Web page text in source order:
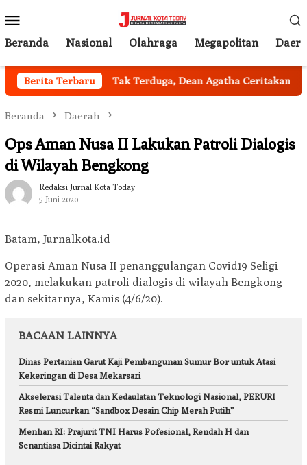
ke
kontenMobile
Beranda Nasional Olahraga Megapolitan
Berita Terbaru
Jakarta Tak Terduga, Dean Agatha Ceritakan
Beranda Daerah
Ops Aman Nusa II Lakukan Patroli Dialogis
di Wilayah Bengkong
Redaksi Jurnal Kota Today
5 Juni 2020
Batam, Jurnalkota.id
Operasi Aman Nusa II penanggulangan Covid19 Seligi
2020, melakukan patroli dialogis di wilayah Bengkong
dan sekitarnya, Kamis (4/6/20).
BACAAN LAINNYA
Dinas Pertanian Garut Kaji Pembangunan Sumur Bor untuk Atasi
Kekeringan di Desa Mekarsari
Akselerasi Talenta dan Kedaulatan Teknologi Nasional, PERURI
Resmi Luncurkan “Sandbox Desain Chip Merah Putih”
Menhan RI: Prajurit TNI Harus Pofesional, Rendah H dan
Senantiasa Dicintai Rakyat